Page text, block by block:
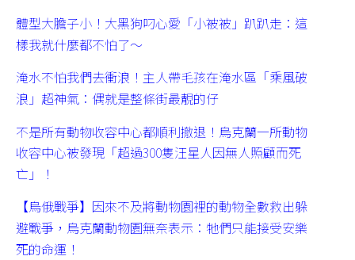
體型大膽子小！大黑狗叼心愛「小被被」趴趴走：這
樣我就什麼都不怕了～
淹水不怕我們去衝浪！主人帶毛孩在淹水區「乘風破
浪」超神氣：偶就是整條街最靚的仔
不是所有動物收容中心都順利撤退！烏克蘭一所動物
收容中心被發現「超過300隻汪星人因無人照顧而死
亡」！
【烏俄戰爭】因來不及將動物園裡的動物全數救出躲
避戰爭，烏克蘭動物園無奈表示：牠們只能接受安樂
死的命運！